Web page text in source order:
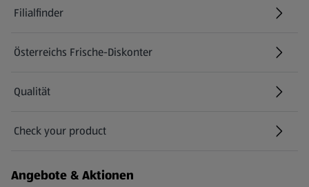
Filialfinder
Österreichs Frische-Diskonter
Qualität
Check your product
(öffnet in einem neuen Tab)
Angebote & Aktionen